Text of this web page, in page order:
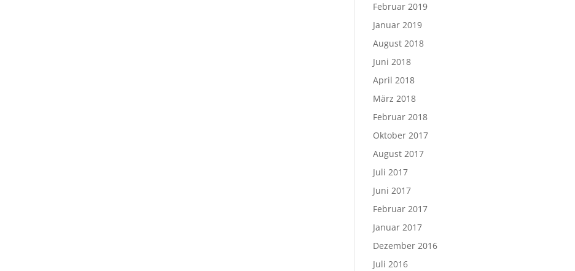
Februar 2019
Januar 2019
August 2018
Juni 2018
April 2018
März 2018
Februar 2018
Oktober 2017
August 2017
Juli 2017
Juni 2017
Februar 2017
Januar 2017
Dezember 2016
Juli 2016